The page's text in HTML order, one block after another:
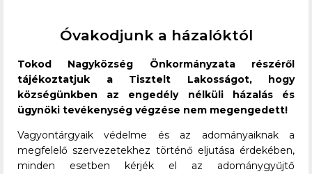
Óvakodjunk a házalóktól
Tokod Nagyközség Önkormányzata részéről
tájékoztatjuk a Tisztelt Lakosságot, hogy
községünkben az engedély nélküli házalás és
ügynöki tevékenység végzése nem megengedett!
Vagyontárgyaik védelme és az adományaiknak a
megfelelő szervezetekhez történő eljutása érdekében,
minden esetben kérjék el az adománygyűjtő